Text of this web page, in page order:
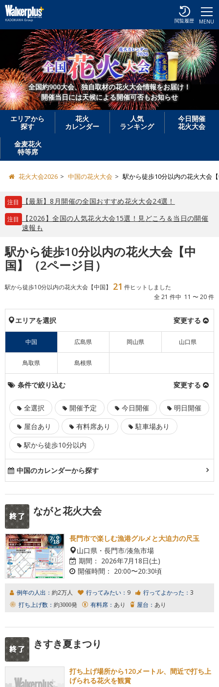
MENU
閲覧履歴
全国約900大会、独自取材の花火大会情報をお届け！
開催当日には天候による開催可否もお知らせ
エリアから
探す
花火
カレンダー
人気
ランキング
今日開催
花火大会
金麦花火
特等席
花火大会2026 中国の花火大会 駅から徒歩10分以内の花火大会
注目 【最新】8月開催の全国おすすめ花火大会24選！
注目
【2026】全国の人気花火大会15選！見どころ＆当日の開催
速報も
駅から徒歩10分以内の花火大会【中
国】（2ページ目）
駅から徒歩10分以内の花火大会【中国】 21 件ヒットしました
全 21 件中 11 〜 20 件
エリアを選択 変更する
中国 広島県 岡山県 山口県
鳥取県 島根県
条件で絞り込む 変更する
全選択 開催予定 今日開催
明日開催
屋台あり
有料席あり
駐車場あり
駅から徒歩10分以内
中国のカレンダーから探す
ながと花火大会
長門市で楽しむ漁港グルメと大迫力の尺玉
山口県・長門市/湊魚市場
期間： 2026年7月18日(土)
開催時間： 20:00〜20:30頃
例年の人出： 約2万人 行ってみたい： 9 行ってよかった： 3
打ち上げ数： 約3000発 有料席： あり 屋台： あり
きすき夏まつり
打ち上げ場所から120メートル、間近で打ち上
げられる花火を観賞